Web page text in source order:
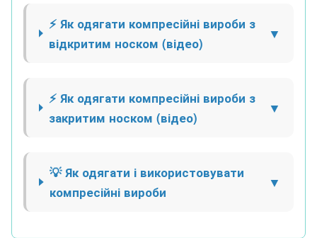
⚡ Як одягати компресійні вироби з
відкритим носком (відео)
⚡ Як одягати компресійні вироби з
закритим носком (відео)
💡 Як одягати і використовувати
компресійні вироби